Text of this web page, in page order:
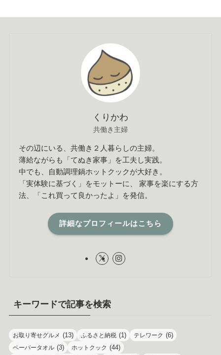
くりかわ
共働き主婦
その辺にいる、共働き２人暮らしの主婦。
薄給ながらも「てぬき家事」を工夫し実践。
中でも、自動調理鍋ホットクックが大好き。
「実体験に基づく」をモットーに、 家事を楽にする方
法、「これ買って良かったよ」を発信。
詳細なプロフィールはこちら
キーワードで記事を検索
お取り寄せグルメ (13) ふるさと納税 (1) テレワーク (6)
ペーパータオル (3) ホットクック (44)